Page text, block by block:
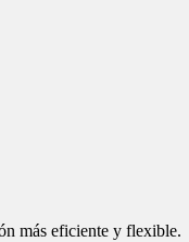
más eficiente y flexible.